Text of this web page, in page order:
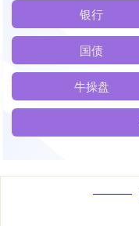
银行
国债
牛操盘